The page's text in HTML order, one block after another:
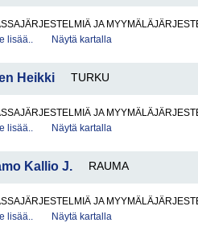
JA
lisää..
Näytä kartalla
Heikki TURKU
JA
lisää..
Näytä kartalla
Kallio J. RAUMA
JA
lisää..
Näytä kartalla